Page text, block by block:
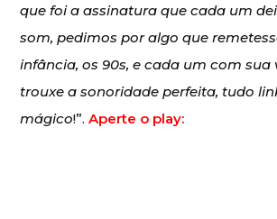
que foi a assinatura que cada um
som, pedimos por algo que
infância, os 90s, e cada um com sua
trouxe a sonoridade perfeita, tudo
mágico!”.Aperte o play: